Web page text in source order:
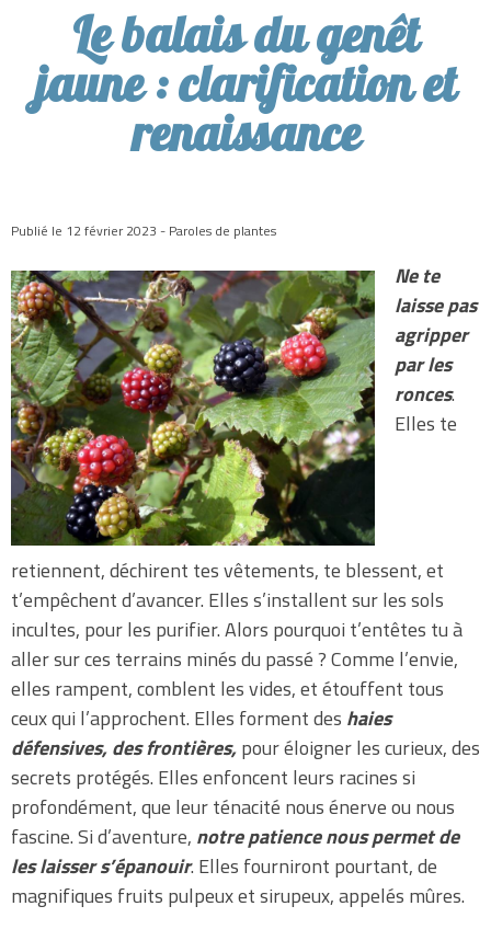
Le balais du genêt
jaune : clarification et
renaissance
Publié le 12 février 2023 - Paroles de plantes
Ne te
laisse pas
agripper
par les
ronces.
Elles te
retiennent, déchirent tes vêtements, te blessent, et
t’empêchent d’avancer. Elles s’installent sur les sols
incultes, pour les purifier. Alors pourquoi t’entêtes tu à
aller sur ces terrains minés du passé ? Comme l’envie,
elles rampent, comblent les vides, et étouffent tous
ceux qui l’approchent. Elles forment des haies
défensives, des frontières,pour éloigner les curieux, des
secrets protégés. Elles enfoncent leurs racines si
profondément, que leur ténacité nous énerve ou nous
fascine. Si d’aventure, notre patience nous permet de
les laisser s’épanouir. Elles fourniront pourtant, de
magnifiques fruits pulpeux et sirupeux, appelés mûres.